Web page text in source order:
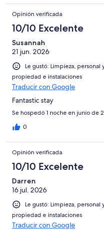
Opinión verificada
10/10 Excelente
Susannah
21 jun. 2026
Le gustó: Limpieza,
propiedad e instalaciones
Traducir con Google
Fantastic stay
Se hospedó 1 noche en junio de
0
Opinión verificada
10/10 Excelente
Darren
16 jul. 2026
Le gustó: Limpieza,
propiedad e instalaciones
Traducir con Google